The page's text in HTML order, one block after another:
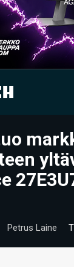
Petrus Laine